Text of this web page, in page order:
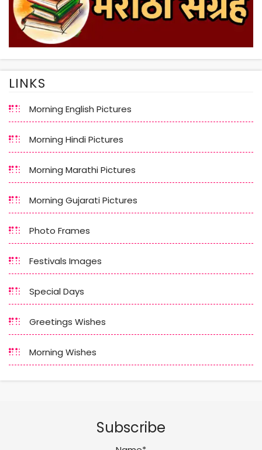
LINKS
Morning English Pictures
Morning Hindi Pictures
Morning Marathi Pictures
Morning Gujarati Pictures
Photo Frames
Festivals Images
Special Days
Greetings Wishes
Morning Wishes
Subscribe